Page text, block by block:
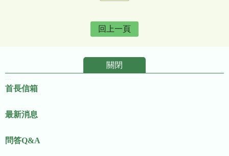
回上一頁
關閉
首長信箱
最新消息
問答Q&A